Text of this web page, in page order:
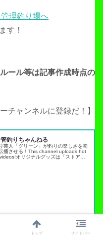
す！
ール等は記事作成時点の
チャンネルに登録だ！】
釣りちゃんねる
芸人「グリーン」が釣りの楽しさを初
播させる！This channel uploads hot
オリジナルグッズは「ストア」
トップ サイドバー